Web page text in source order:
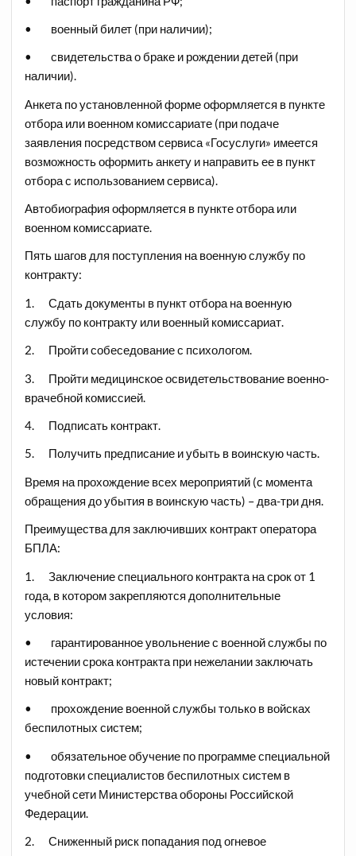
• военный билет (при наличии);
• свидетельства о браке и рождении детей (при
наличии).
Анкета по установленной форме оформляется в пункте
отбора или военном комиссариате (при подаче
заявления посредством сервиса «Госуслуги» имеется
возможность оформить анкету и направить ее в пункт
отбора с использованием сервиса).
Автобиография оформляется в пункте отбора или
военном комиссариате.
Пять шагов для поступления на военную службу по
контракту:
1. Сдать документы в пункт отбора на военную
службу по контракту или военный комиссариат.
2. Пройти собеседование с психологом.
3. Пройти медицинское освидетельствование военно-
врачебной комиссией.
4. Подписать контракт.
5. Получить предписание и убыть в воинскую часть.
Время на прохождение всех мероприятий (с момента
обращения до убытия в воинскую часть) – два-три дня.
Преимущества для заключивших контракт оператора
БПЛА:
1. Заключение специального контракта на срок от 1
года, в котором закрепляются дополнительные
условия:
• гарантированное увольнение с военной службы по
истечении срока контракта при нежелании заключать
новый контракт;
• прохождение военной службы только в войсках
беспилотных систем;
• обязательное обучение по программе специальной
подготовки специалистов беспилотных систем в
учебной сети Министерства обороны Российской
Федерации.
2. Сниженный риск попадания под огневое